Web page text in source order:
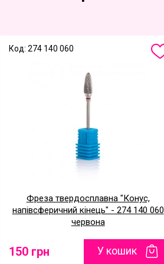
Код: 274 140 060
Фреза твердосплавна "Конус,
напівсферичний кінець" - 274 140 060
червона
150 грн У кошик